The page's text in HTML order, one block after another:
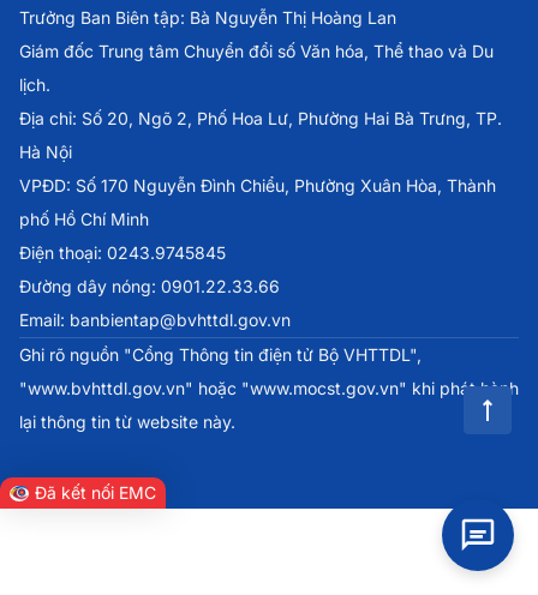
Trưởng Ban Biên tập: Bà Nguyễn Thị Hoàng Lan
Giám đốc Trung tâm Chuyển đổi số Văn hóa, Thể thao và Du
lịch.
Địa chỉ: Số 20, Ngõ 2, Phố Hoa Lư, Phường Hai Bà Trưng, TP.
Hà Nội
VPĐD: Số 170 Nguyễn Đình Chiểu, Phường Xuân Hòa, Thành
phố Hồ Chí Minh
Điện thoại: 0243.9745845
Đường dây nóng: 0901.22.33.66
Email: banbientap@bvhttdl.gov.vn
Ghi rõ nguồn "Cổng Thông tin điện tử Bộ VHTTDL",
"www.bvhttdl.gov.vn" hoặc "www.mocst.gov.vn" khi phát hành
lại thông tin từ website này.
Đã kết nối EMC